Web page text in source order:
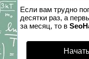
Если вам трудно
десятки раз, а
за месяц, то в